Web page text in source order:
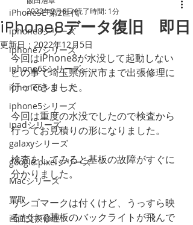
iPhoneSE 第2世代
iphone8シリーズ
iphone7シリーズ
iphone6Sシリーズ
iphone6シリーズ
iphone5シリーズ
ipadシリーズ
galaxyシリーズ
google pixelシリーズ
Macシリーズ
買取
画面交換修理
iPhone8データ復旧 即日
2022年2月6日読了時間: 1分
更新日： 2022年12月5日
今回はiPhone8が水没して起動しない
との事で埼玉県所沢市まで出張修理に
行ってきました。
今回は重度の水没でしたので検査から
行ってお見積りの形になりました。
検査をしてみると基板の故障がすぐに
分かりました。
リンゴマークは付くけど、うっすら映
るだけで基板のバックライトが飛んで